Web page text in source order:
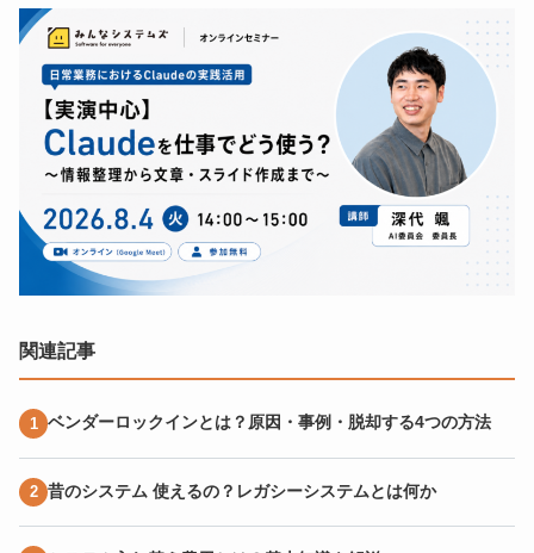
関連記事
ベンダーロックインとは？原因・事例・脱却する4つの方法
昔のシステム 使えるの？レガシーシステムとは何か